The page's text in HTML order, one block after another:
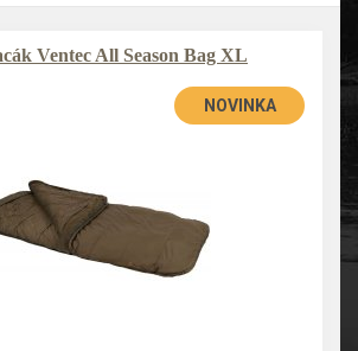
Ventec All Season Bag XL
NOVINKA